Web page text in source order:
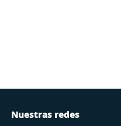
Nuestras redes